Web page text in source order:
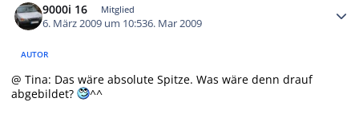
9000i 16 Mitglied
6. März 2009 um 10:536. Mar 2009
AUTOR
@ Tina: Das wäre absolute Spitze. Was wäre denn drauf
abgebildet?
^^